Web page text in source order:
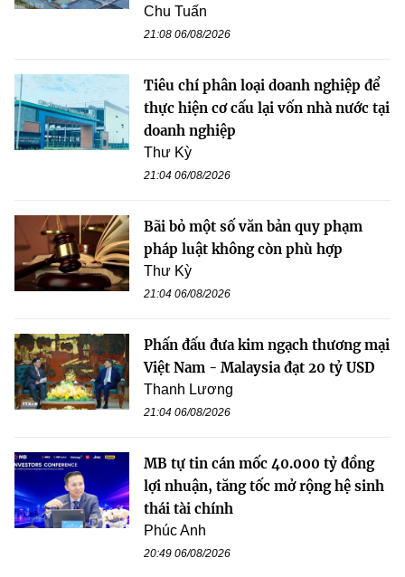
Chu Tuấn
21:08 06/08/2026
Tiêu chí phân loại doanh nghiệp để
thực hiện cơ cấu lại vốn nhà nước tại
doanh nghiệp
Thư Kỳ
21:04 06/08/2026
Bãi bỏ một số văn bản quy phạm
pháp luật không còn phù hợp
Thư Kỳ
21:04 06/08/2026
Phấn đấu đưa kim ngạch thương mại
Việt Nam - Malaysia đạt 20 tỷ USD
Thanh Lương
21:04 06/08/2026
MB tự tin cán mốc 40.000 tỷ đồng
lợi nhuận, tăng tốc mở rộng hệ sinh
thái tài chính
Phúc Anh
20:49 06/08/2026